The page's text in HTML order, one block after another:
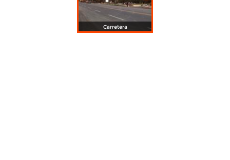
Carretera